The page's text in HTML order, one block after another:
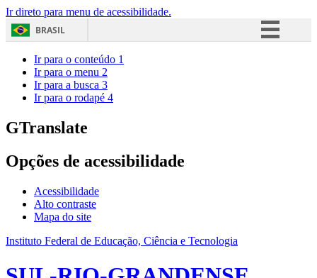
Ir direto para menu de acessibilidade.
BRASIL
Ir para o conteúdo 1
Ir para o menu 2
Ir para a busca 3
Ir para o rodapé 4
GTranslate
Opções de acessibilidade
Acessibilidade
Alto contraste
Mapa do site
Instituto Federal de Educação, Ciência e Tecnologia